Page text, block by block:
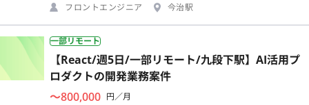
フロントエンジニア
今治駅
一部リモート
【React/週5日/一部リモート/九段下駅】AI活用プ
ロダクトの開発業務案件
〜800,000 円／月